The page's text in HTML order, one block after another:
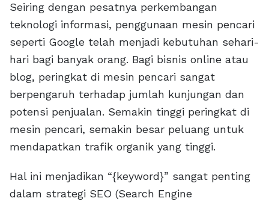
Seiring dengan pesatnya perkembangan
teknologi informasi, penggunaan mesin pencari
seperti Google telah menjadi kebutuhan sehari-
hari bagi banyak orang. Bagi bisnis online atau
blog, peringkat di mesin pencari sangat
berpengaruh terhadap jumlah kunjungan dan
potensi penjualan. Semakin tinggi peringkat di
mesin pencari, semakin besar peluang untuk
mendapatkan trafik organik yang tinggi.
Hal ini menjadikan “{keyword}” sangat penting
dalam strategi SEO (Search Engine